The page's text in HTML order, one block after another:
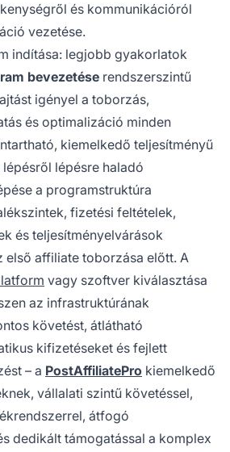
és kommunikációról
vezetése.
indítása: legjobb gyakorlatok
bevezetése rendszerszintű
igényel a toborzás,
és optimalizáció minden
kiemelkedő teljesítményű
lépésre haladó
a programstruktúra
fizetési feltételek,
és teljesítményelvárások
első affiliate toborzása előtt. A
vagy szoftver kiválasztása
az infrastruktúrának
követést, átlátható
kifizetéseket és fejlett
– a PostAffiliatePro kiemelkedő
vállalati szintű követéssel,
átfogó
dedikált támogatással a komplex